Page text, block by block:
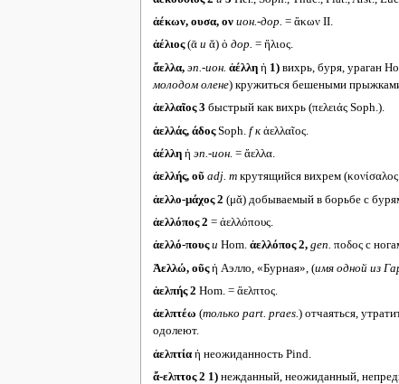
ἀέκων, ουσα, ον ион.-дор. = ἄκων II.
ἀέλιος(ᾱ и ᾰ) ὁ дор. = ἥλιος.
ἄελλα, эп.-ион. ἀέλλη ἡ 1)вихрь, буря, ураган
молодом олене) кружиться бешеными
ἀελλαῖος 3 быстрый как вихрь (πελειάς Soph.).
ἀελλάς, άδοςSoph. f кἀελλαῖος.
ἀέλλη ἡ эп.-ион. = ἄελλα.
ἀελλής, οῦ adj. mкрутящийся вихрем
ἀελλο-μάχος 2 (μᾰ) добываемый в борьбе с
ἀελλόπος 2 = ἀελλόπους.
ἀελλό-πουςи Hom. ἀελλόπος 2, gen. ποδος с
Ἀελλώ, οῦςἡ Аэлло, «Бурная», (имя одной из
ἀελπής 2 Hom. = ἄελπτος.
ἀελπτέω (только part. praes.) отчаяться,
одолеют.
ἀελπτία ἡ неожиданность Pind.
ἄ-ελπτος 2 1)нежданный, неожиданный,